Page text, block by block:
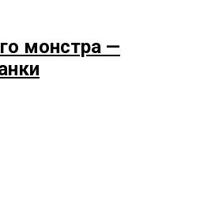
монстра —